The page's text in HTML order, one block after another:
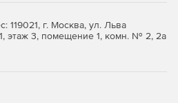
Protection:
копирование на уровне
119021, г. Москва, ул. Льва
этаж 3, помещение 1, комн. № 2, 2а